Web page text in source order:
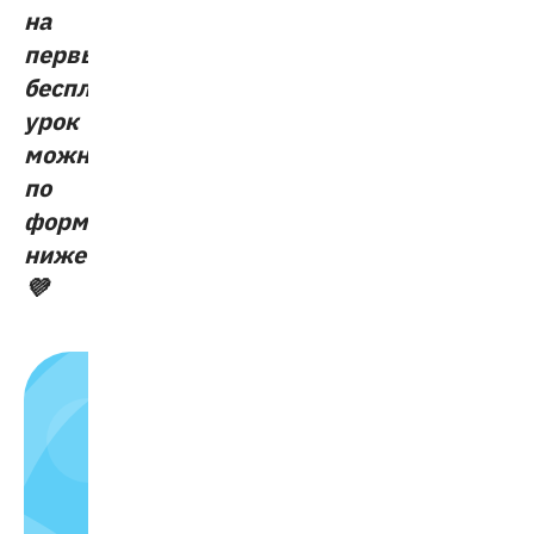
на
первый
бесплатный
урок
можно
по
форме
ниже
💜